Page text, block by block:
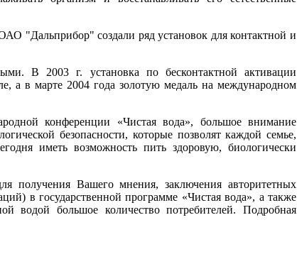
"Дальприбор" создали ряд установок для контактной и
В 2003 г. установка по бесконтактной активации
а в марте 2004 года золотую медаль на международном
конференции «Чистая вода», большое внимание
безопасности, которые позволят каждой семье,
иметь возможность пить здоровую, биологически
получения Вашего мнения, заключения авторитетных
в государственной программе «Чистая вода», а также
водой большое количество потребителей. Подробная